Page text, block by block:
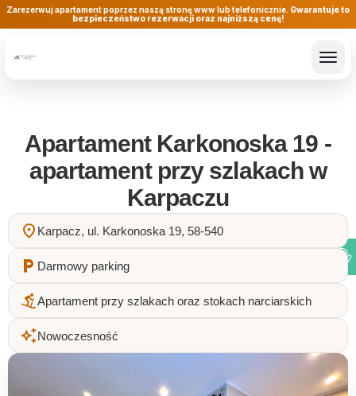
Apartament Karkonoska 19 -
apartament przy szlakach w
Karpaczu
location_on Karpacz, ul. Karkonoska 19, 58-540
local_parking Darmowy parking
downhill_skiing Apartament przy szlakach oraz stokach narciarskich
auto_awesomeNowoczesność
Zarezerwuj apartament poprzez naszą stronę www lub telefonicznie. Gwarantuje to
bezpieczeństwo rezerwacji oraz najniższą cenę!